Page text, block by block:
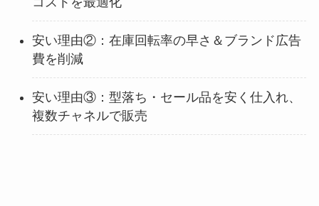
安い理由②：在庫回転率の早さ＆ブランド広告
費を削減
安い理由③：型落ち・セール品を安く仕入れ、
複数チャネルで販売